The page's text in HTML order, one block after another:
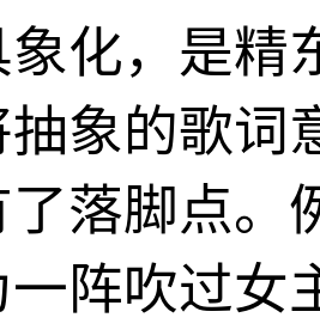
化，是精
象的歌词
落脚点。
阵吹过女